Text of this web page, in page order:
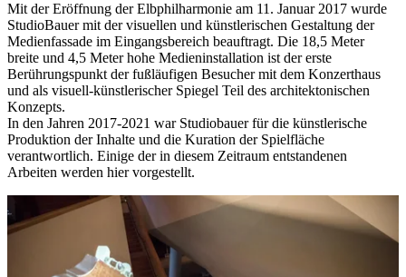
Mit der Eröffnung der Elbphilharmonie am 11. Januar 2017 wurde
StudioBauer mit der visuellen und künstlerischen Gestaltung der
Medienfassade im Eingangsbereich beauftragt. Die 18,5 Meter
breite und 4,5 Meter hohe Medieninstallation ist der erste
Berührungspunkt der fußläufigen Besucher mit dem Konzerthaus
und als visuell-künstlerischer Spiegel Teil des architektonischen
Konzepts.
In den Jahren 2017-2021 war Studiobauer für die künstlerische
Produktion der Inhalte und die Kuration der Spielfläche
verantwortlich. Einige der in diesem Zeitraum entstandenen
Arbeiten werden hier vorgestellt.